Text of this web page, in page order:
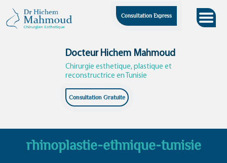
content
Consultation Express
Docteur Hichem Mahmoud
Chirurgie esthetique, plastique et
reconstructrice en Tunisie
Consultation Gratuite
rhinoplastie-ethnique-tunisie